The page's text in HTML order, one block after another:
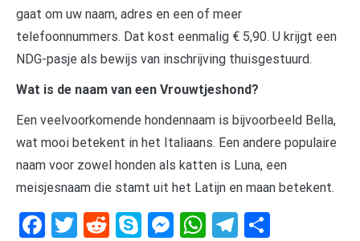
gaat om uw naam, adres en een of meer
telefoonnummers. Dat kost eenmalig € 5,90. U krijgt een
NDG-pasje als bewijs van inschrijving thuisgestuurd.
Wat is de naam van een Vrouwtjeshond?
Een veelvoorkomende hondennaam is bijvoorbeeld Bella,
wat mooi betekent in het Italiaans. Een andere populaire
naam voor zowel honden als katten is Luna, een
meisjesnaam die stamt uit het Latijn en maan betekent.
Facebook
Twitter
RedditSkypeMessenger
WhatsApp
Telegram